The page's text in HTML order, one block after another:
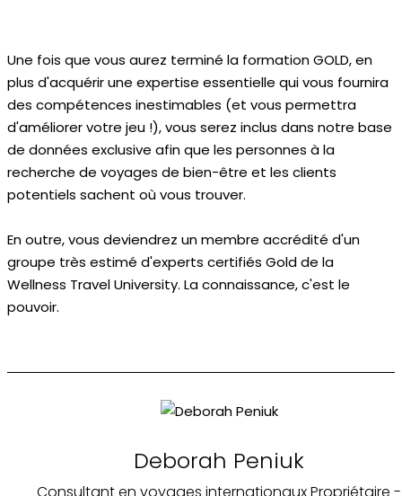
Une fois que vous aurez terminé la formation GOLD, en
plus d'acquérir une expertise essentielle qui vous fournira
des compétences inestimables (et vous permettra
d'améliorer votre jeu !), vous serez inclus dans notre base
de données exclusive afin que les personnes à la
recherche de voyages de bien-être et les clients
potentiels sachent où vous trouver.
En outre, vous deviendrez un membre accrédité d'un
groupe très estimé d'experts certifiés Gold de la
Wellness Travel University. La connaissance, c'est le
pouvoir.
Deborah Peniuk